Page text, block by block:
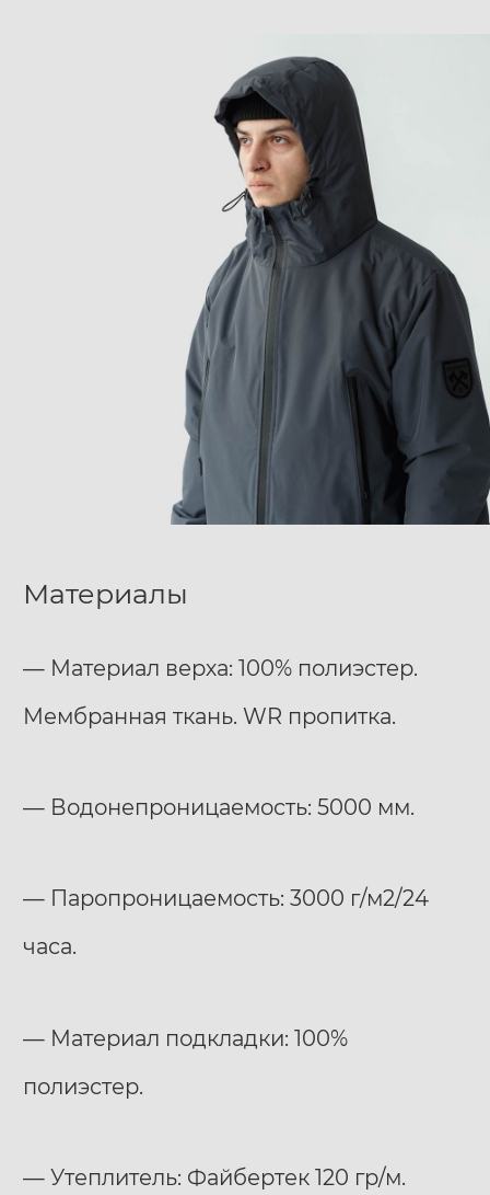
Материалы
— Материал верха: 100% полиэстер.
Мембранная ткань. WR пропитка.
— Водонепроницаемость: 5000 мм.
— Паропроницаемость: 3000 г/м2/24
часа.
— Материал подкладки: 100%
полиэстер.
— Утеплитель: Файбертек 120 гр/м.